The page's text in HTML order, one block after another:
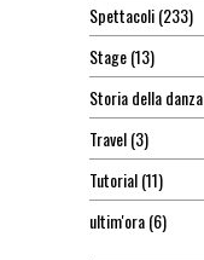
Spettacoli(233)
Stage(13)
Storia della danza
Travel(3)
Tutorial(11)
ultim'ora(6)